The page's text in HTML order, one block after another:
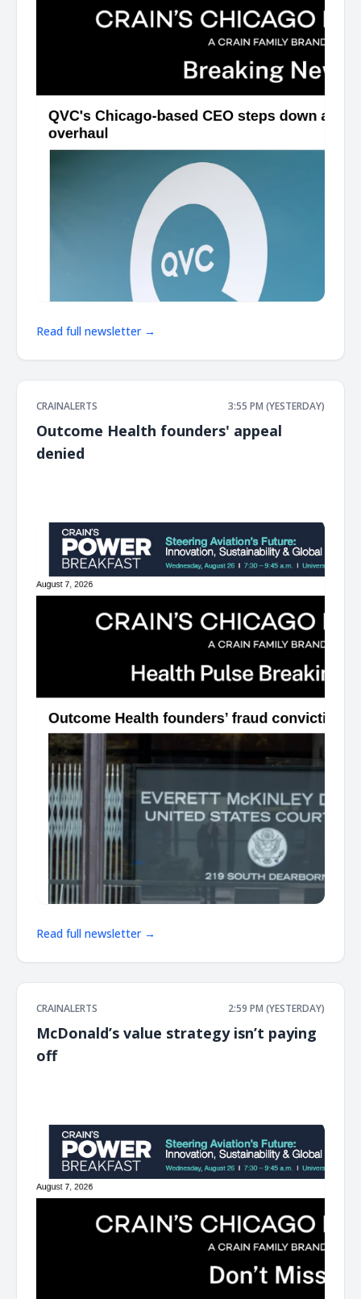
Read full newsletter →
CRAINALERTS 3:55 PM (YESTERDAY)
Outcome Health founders' appeal
denied
Read full newsletter →
CRAINALERTS 2:59 PM (YESTERDAY)
McDonald’s value strategy isn’t paying
off